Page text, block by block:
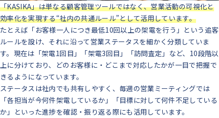
「KASIKA」は単なる顧客管理ツールではなく、営業活動の可視化と
効率化を実現する“社内の共通ルール”として活用しています。
たとえば「お客様一人につき最低10回以上の架電を行う」という追客
ルールを設け、それに沿って営業ステータスを細かく分類していま
す。現在は「架電1回目」「架電3回目」「訪問査定」など、10段階以
上に分けており、どのお客様に・どこまで対応したかが一目で把握で
きるようになっています。
ステータスは社内でも共有しやすく、毎週の営業ミーティングでは
「各担当が今何件架電しているか」「目標に対して何件不足している
か」といった進捗を確認・振り返る際にも活用しています。